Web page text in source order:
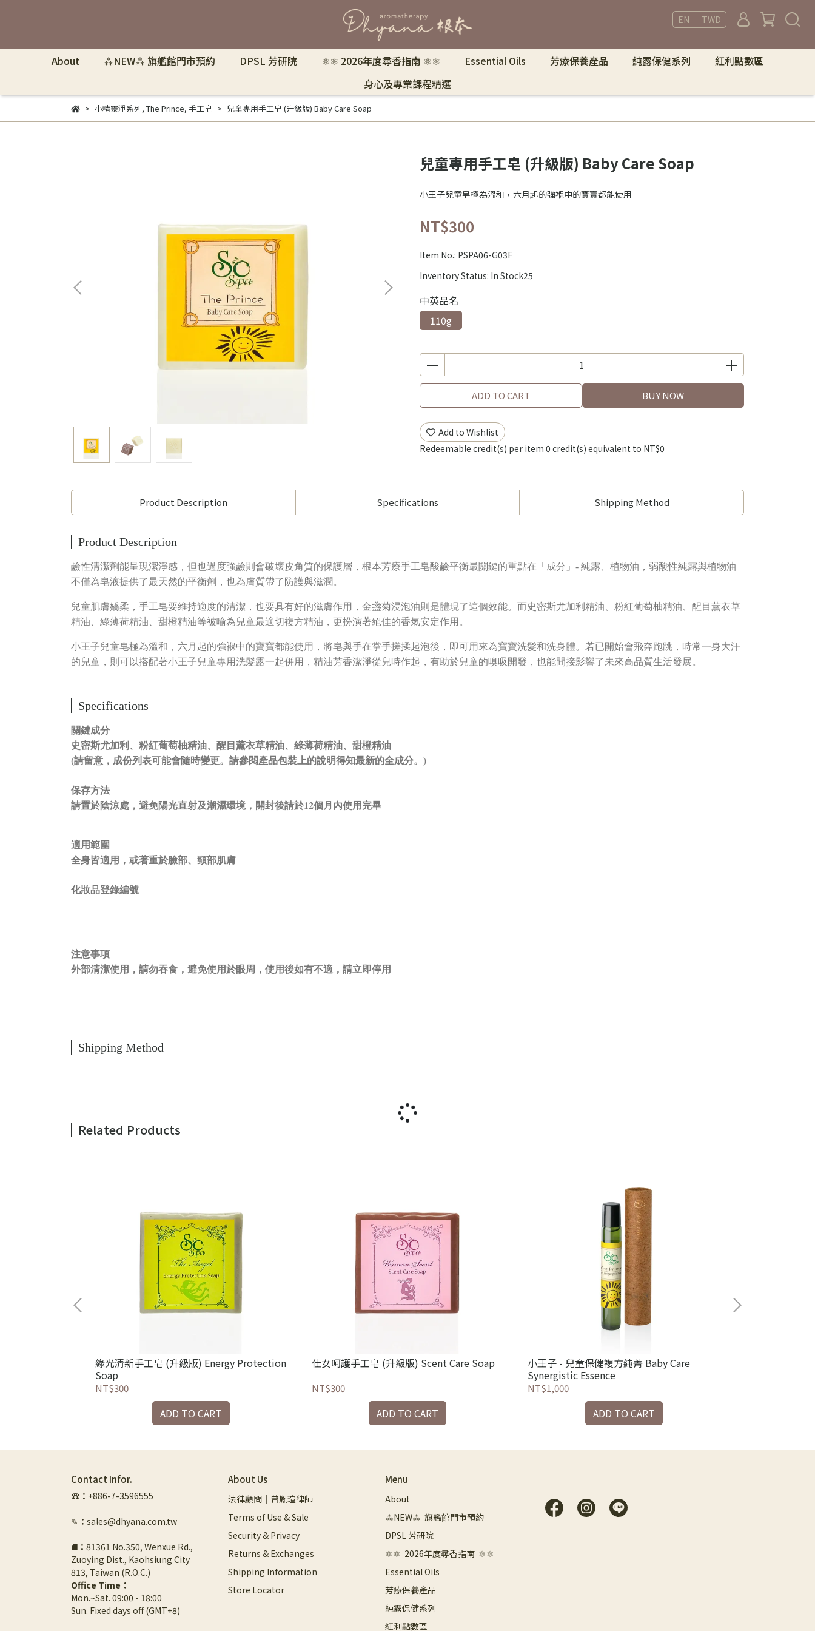
EN ｜ TWD
About ⁂NEW⁂ 旗艦館門市預約 DPSL 芳研院 ⚛︎⚛︎ 2026年度尋香指南 ⚛︎⚛︎ Essential Oils 芳療保養產品 純露保健系列
紅利點數區
身心及專業課程精選
小精靈淨系列, The Prince, 手工皂 兒童專用手工皂 (升級版) Baby Care Soap
兒童專用手工皂 (升級版) Baby Care Soap
小王子兒童皂極為溫和，六月起的強褓中的寶寶都能使用
NT$300
Item No.: PSPA06-G03F
Inventory Status: In Stock25
中英品名
110g
ADD TO CART BUY NOW
Add to Wishlist
Redeemable credit(s) per item 0 credit(s) equivalent to NT$0
Product Description Specifications Shipping Method
Product Description
鹼性清潔劑能呈現潔淨感，但也過度強鹼則會破壞皮角質的保護層， 根本芳療手工皂酸鹼平衡最關鍵的重點在「成分」- 純露、植物油， 弱酸性純露與植物油
不僅為皂液提供了最天然的平衡劑，也為膚質帶了防護與滋潤。
兒童肌膚嬌柔，手工皂要維持適度的清潔，也要具有好的滋膚作用，金盞菊浸泡油則是體現了這個效能。 而史密斯尤加利精油、粉紅葡萄柚精油、醒目薰衣草
精油、綠薄荷精油、甜橙精油等被喻為兒童最適切複方精油， 更扮演著絕佳的香氣安定作用。
小王子兒童皂極為溫和，六月起的強褓中的寶寶都能使用，將皂與手在掌手搓揉起泡後，即可用來為寶寶洗髮和洗身體。 若已開始會飛奔跑跳，時常一身大汗
的兒童，則可以搭配著小王子兒童專用洗髮露一起併用， 精油芳香潔淨從兒時作起，有助於兒童的嗅吸開發，也能間接影響了未來高品質生活發展。
Specifications
關鍵成分
史密斯尤加利、粉紅葡萄柚精油、醒目薰衣草精油、綠薄荷精油、甜橙精油
(請留意，成份列表可能會隨時變更。請參閱產品包裝上的說明得知最新的全成分。)
保存方法
請置於陰涼處，避免陽光直射及潮濕環境，開封後請於12個月內使用完畢
適用範圍
全身皆適用，或著重於臉部、頸部肌膚
化妝品登錄編號
注意事項
外部清潔使用，請勿吞食，避免使用於眼周，使用後如有不適，請立即停用
Shipping Method
Related Products
綠光清新手工皂 (升級版) Energy Protection
Soap
NT$300
ADD TO CART
仕女呵護手工皂 (升級版) Scent Care Soap
NT$300
ADD TO CART
小王子 - 兒童保健複方純菁 Baby Care
Synergistic Essence
NT$1,000
ADD TO CART
Contact Infor.
☎︎ ： +886-7-3596555
✎ ： sales@dhyana.com.tw
⛘ ： 81361 No.350, Wenxue Rd.,
Zuoying Dist., Kaohsiung City
813, Taiwan (R.O.C.)
Office Time：
Mon.~Sat. 09:00 - 18:00
Sun. Fixed days off (GMT+8)
About Us
法律顧問｜曾胤瑄律師
Terms of Use & Sale
Security & Privacy
Returns & Exchanges
Shipping Information
Store Locator
Menu
About
⁂NEW⁂  旗艦館門市預約
DPSL 芳研院
⚛︎⚛︎  2026年度尋香指南  ⚛︎⚛︎
Essential Oils
芳療保養產品
純露保健系列
紅利點數區